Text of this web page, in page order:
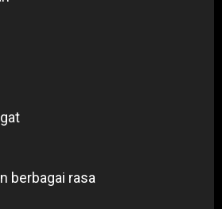
berbagai rasa